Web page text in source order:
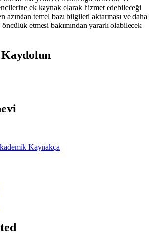
ek kaynak olarak hizmet edebileceği
azından temel bazı bilgileri aktarması ve daha
öncülük etmesi bakımından yararlı olabilecek
Kaynakça